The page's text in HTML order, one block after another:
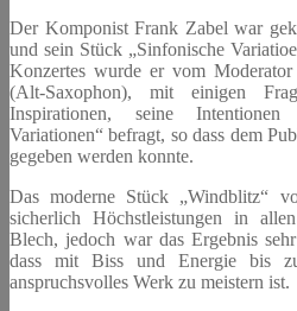
Der Komponist Frank Zabel war
und sein Stück „Sinfonische
Konzertes wurde er vom
(Alt-Saxophon), mit einigen
Inspirationen, seine
Variationen“ befragt, so dass dem
gegeben werden konnte.
Das moderne Stück „Windblitz“
sicherlich Höchstleistungen in
Blech, jedoch war das Ergebnis
dass mit Biss und Energie bis
anspruchsvolles Werk zu meistern ist.